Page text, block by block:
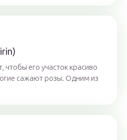
чтобы его участок красиво
сажают розы. Одним из